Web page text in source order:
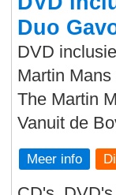
Duo
DVD
Martin
The Martin
Vanuit de
Meer info